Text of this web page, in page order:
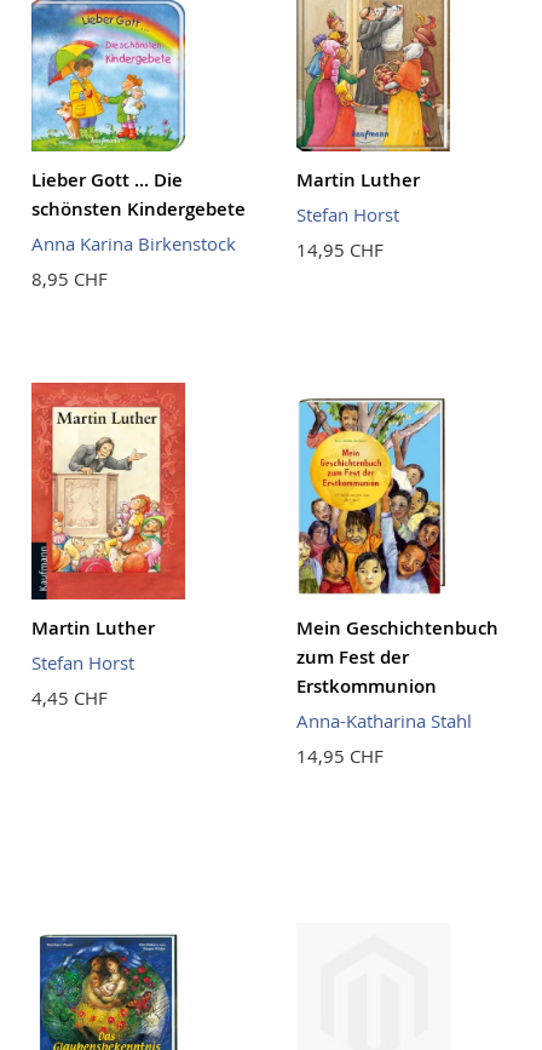
Lieber Gott ... Die
schönsten Kindergebete
Anna Karina Birkenstock
8,95 CHF
Martin Luther
Stefan Horst
14,95 CHF
Martin Luther
Stefan Horst
4,45 CHF
Mein Geschichtenbuch
zum Fest der
Erstkommunion
Anna-Katharina Stahl
14,95 CHF